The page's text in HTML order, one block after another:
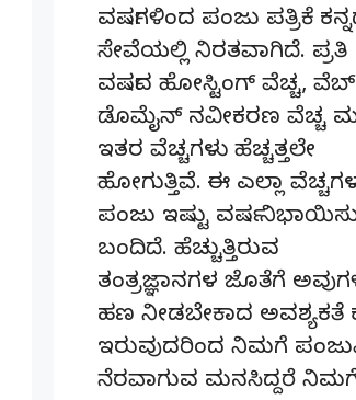
ವರ್ಷಗಳಿಂದ ಪಂಜು ಪತ್ರಿಕೆ
ಸೇವೆಯಲ್ಲಿ ನಿರತವಾಗಿದೆ. ಪ್ರತಿ
ವರ್ಷದ ಹೋಸ್ಟಿಂಗ್‌ ವೆಚ್ಚ, ವೆಬ್‌
ಡೊಮೈನ್‌ ನವೀಕರಣ ವೆಚ್ಚ
ಇತರ ವೆಚ್ಚಗಳು ಹೆಚ್ಚತ್ತಲೇ
ಹೋಗುತ್ತಿವೆ. ಈ ಎಲ್ಲಾ
ಪಂಜು ಇಷ್ಟು ವರ್ಷ
ಬಂದಿದೆ. ಹೆಚ್ಚುತ್ತಿರುವ
ತಂತ್ರಜ್ಞಾನಗಳ ಜೊತೆಗೆ
ಹಣ ನೀಡಬೇಕಾದ ಅವಶ್ಯಕತೆ
ಇರುವುದರಿಂದ ನಿಮಗೆ
ನೆರವಾಗುವ ಮನಸಿದ್ದರೆ